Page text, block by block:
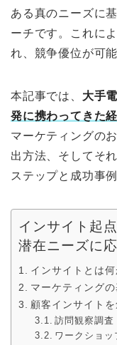
ある真のニーズに
ーチです。これに
れ、競争優位が可
本記事では、 大手
発に携わってきた
マーケティングの
出方法、そしてそ
ステップと成功事
インサイト起
潜在ニーズに
インサイトとは何
マーケティング
顧客インサイト
訪問観察調査
ワークショッ